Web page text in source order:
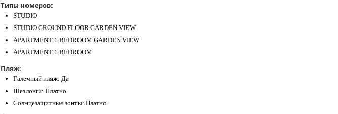
Типы номеров:
STUDIO
STUDIO GROUND FLOOR GARDEN VIEW
APARTMENT 1 BEDROOM GARDEN VIEW
APARTMENT 1 BEDROOM
Пляж:
Галечный пляж: Да
Шезлонги: Платно
Солнцезащитные зонты: Платно